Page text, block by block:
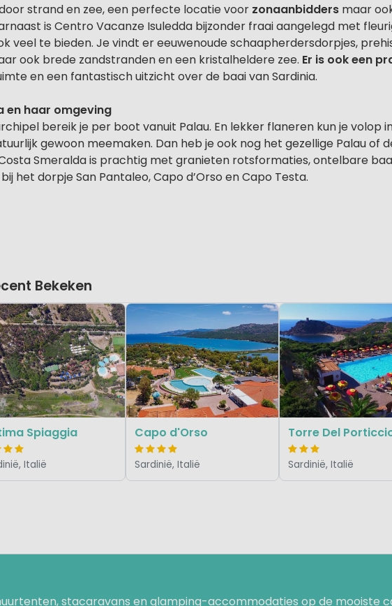
strand en zee, een perfecte locatie voor zonaanbidders maar
is Centro Vacanze Isuledda bijzonder fraai aangelegd met
veel te bieden. Je vindt er eeuwenoude schaapherdersdorpjes,
ook brede zandstranden en een kristalheldere zee. Er is ook een
en een fantastisch uitzicht over de baai van Sardinia.
en haar omgeving
bereik je per boot vanuit Palau. En lekker flaneren kun je volop
gewoon meemaken. Dan heb je ook nog het gezellige Palau of
Smeralda is prachtig met granieten rotsformaties, ontelbare
het dorpje San Pantaleo, Capo d’Orso en Capo Testa.
Bekeken
Spiaggia
Italië
Capo d'Orso
Sardinië, Italië
Torre Del
Sardinië, Italië
stacaravans en glamping-accommodaties op de mooiste